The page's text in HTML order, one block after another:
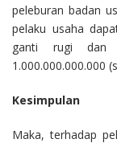
peleburan badan
pelaku usaha
ganti rugi dan
1.000.000.000.000
Kesimpulan
Maka, terhadap